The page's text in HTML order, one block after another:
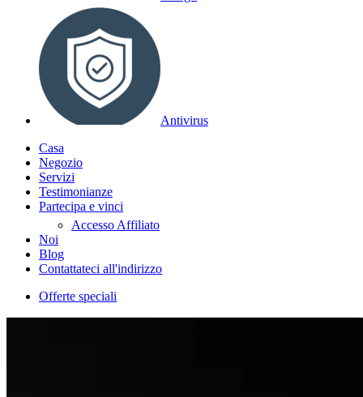
Antivirus
Casa
Negozio
Servizi
Testimonianze
Partecipa e vinci
Accesso Affiliato
Noi
Blog
Contattateci all'indirizzo
Offerte speciali